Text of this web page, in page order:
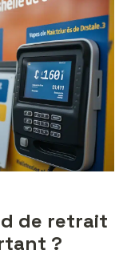
de retrait
?